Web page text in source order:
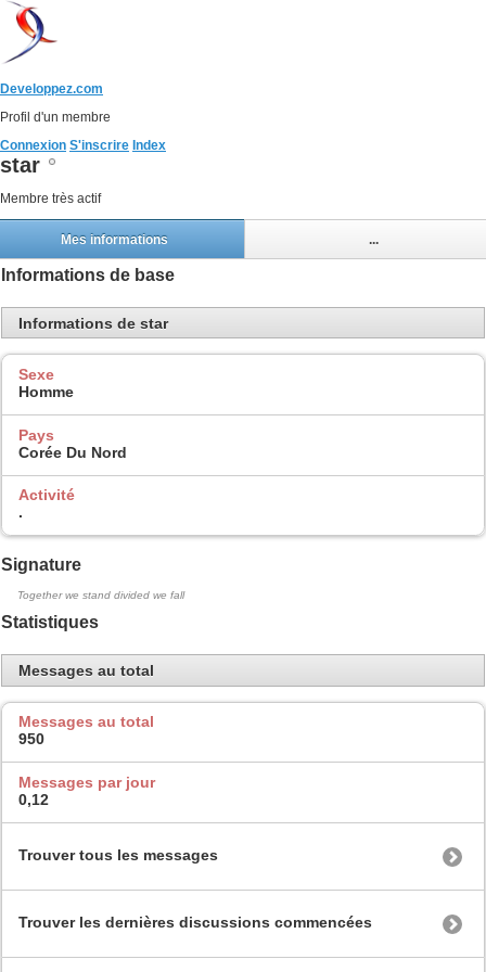
Developpez.com
Profil d'un membre
Connexion S'inscrire Index
star
Membre très actif
Mes informations ...
Informations de base
Informations de star
Sexe
Homme
Pays
Corée Du Nord
Activité
.
Signature
Together we stand divided we fall
Statistiques
Messages au total
Messages au total
950
Messages par jour
0,12
Trouver tous les messages
Trouver les dernières discussions commencées